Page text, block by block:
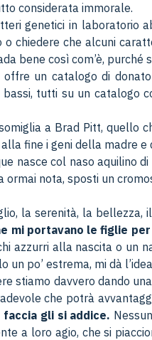
considerata immorale.
genetici in laboratorio
chiedere che alcuni
bene così com’è,
un catalogo di
bassi, tutti su un
a Brad Pitt,
fine i geni della madre
nasce col naso aquilino
ormai nota, sposti un
la serenità, la bellezza,
mi portavano le figlie
azzurri alla nascita o un
un po’ estrema, mi dà
stiamo davvero dando
che potrà
gli si addice.
a loro agio, che si